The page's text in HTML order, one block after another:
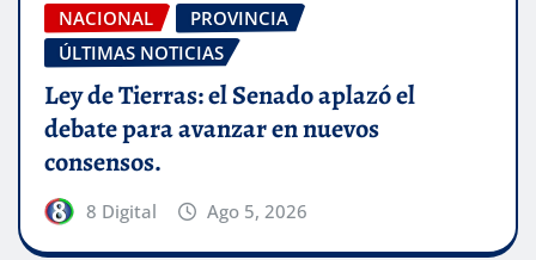
NACIONAL
PROVINCIA
ÚLTIMAS NOTICIAS
Ley de Tierras: el Senado aplazó el
debate para avanzar en nuevos
consensos.
8 Digital Ago 5, 2026